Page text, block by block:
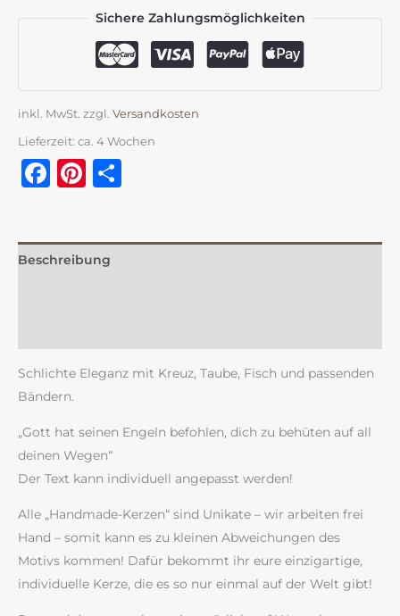
Sichere Zahlungsmöglichkeiten
inkl. MwSt. zzgl. Versandkosten
Lieferzeit: ca. 4 Wochen
Facebook
Pinterest
Beschreibung
Schlichte Eleganz mit Kreuz, Taube, Fisch und passenden
Bändern.
„Gott hat seinen Engeln befohlen, dich zu behüten auf all
deinen Wegen“
Der Text kann individuell angepasst werden!
Alle „Handmade-Kerzen“ sind Unikate – wir arbeiten frei
Hand – somit kann es zu kleinen Abweichungen des
Motivs kommen! Dafür bekommt ihr eure einzigartige,
individuelle Kerze, die es so nur einmal auf der Welt gibt!